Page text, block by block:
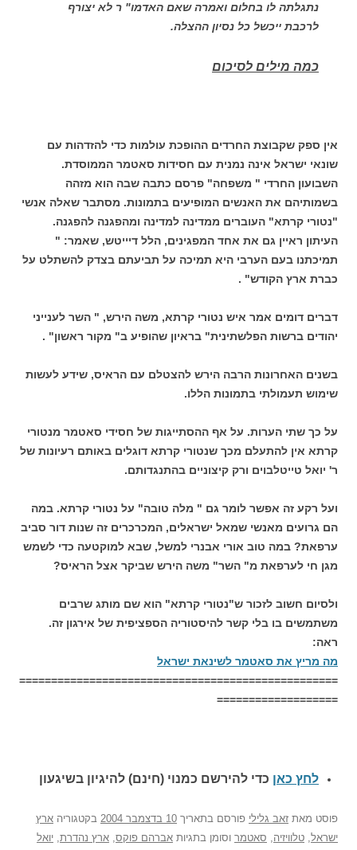
נתגלתה לו בחלום ואמרה שאם האדמו" ר לא יצורף
לרכבת ייכשל כל נסיון ההצלה.
כמה מילים לסיכום
אין ספק שקבוצת החרדים ההופכת עולמות כדי להזדהות עם
שונאי ישראל אינה נמנית עם חסידות סאטמר הממוסדת.
השבועון החרדי " משפחה" פרסם כתבה שבה הוא מזהה
בשמותיהם את האנשים המופיעים בתמונות. מסתבר שאלה אנשי
"נטורי קרתא" העוברים ממדינה למדינה ומהפגנה להפגנה.
העיתון ראיין גם את אחד המפגינים, הלל דיייטש, שאמר: "
תמיכתנו בעם הערבי היא תמיכה על תביעתם בצדק להשתלט על
כברת ארץ הקודש" .
דברים דומים אמר איש נטורי קרתא, משה הירש, " השר לענייני
יהודים ברשות הפלשתינית" בראיון שהופיע ב" מקור ראשון" .
בשנים האחרונות הרבה הירש להצטלם עם הראיס, שידע לעשות
שימוש תעמולתי בתמונות הללו.
על כך שתי הערות. על אף ההסתייגות של חסידי סאטמר מנטורי
קרתא אין להתעלם מכך שנטורי קרתא דוגלים באותם רעיונות של
ר' יואל טייטלבוים ורק קיצוניים בהתנגדותם.
ועל רקע זה אפשר לומר גם " מלה טובה" על נטורי קרתא. במה
הם גרועים מאנשי שמאל ישראלים, המכרכרים זה שנות דור סביב
ערפאת? במה טוב אורי אבנרי למשל, שבא למוקטעה כדי לשמש
מגן חי לערפאת מ" השר" משה הירש שביקר אצל הראיס?
ולסיום חשוב לזכור ש"נטורי קרתא" הוא שם מותג שרבים
משתמשים בו בלי קשר להיסטוריה הספציפית של אירגון זה.
ראה:
מה מריץ את סאטמר לשינאת ישראל
==================================================
===================
לחץ כאן כדי להירשם כמנוי (חינם) להיגיון בשיגעון
פוסט מאת זאב גלילי פורסם בתאריך 10 בדצמבר 2004 בקטגוריה ארץ
ישראל, טלוויזיה, סאטמר וסומן בתגיות אברהם פוקס, ארץ נהדרת, יואל